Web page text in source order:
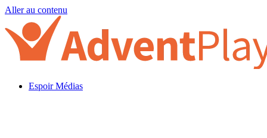
Aller au contenu
Espoir Médias